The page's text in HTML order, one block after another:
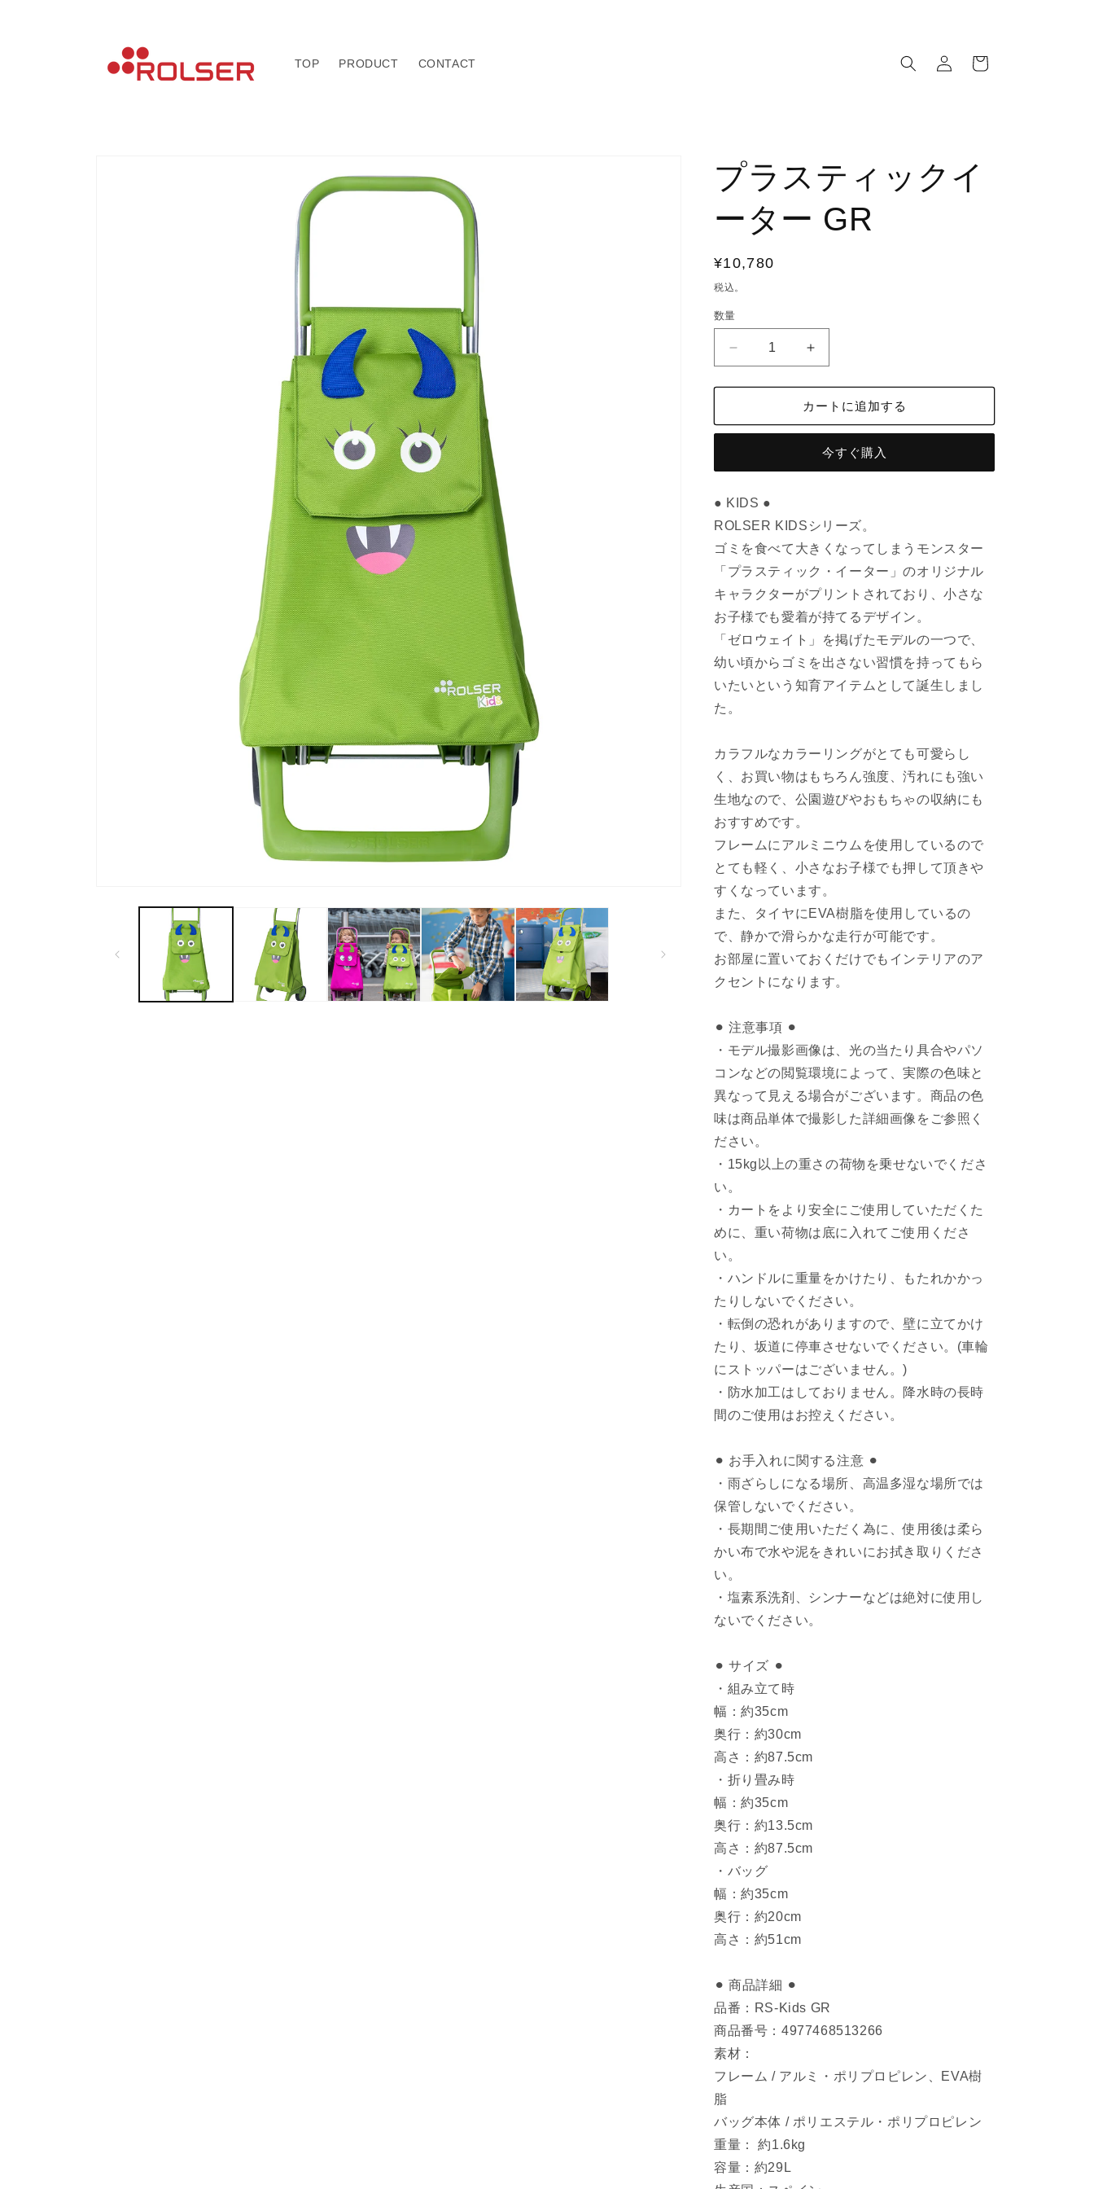
TOP PRODUCT CONTACT
イ
ー
プラスティックイ
ーター GR
通
常
価
格
¥10,780
税込。
数
数量
ィ
ク
ー
タ
ー
GR
の
数
量
を
減
ら
プ
テ
ィ
ッ
ク
タ
ー
GR
の
数
量
を
増
や
カートに追加する
今すぐ購入
● KIDS ●
ROLSER KIDSシリーズ。
ゴミを食べて大きくなってしまうモンスター
「プラスティック・イーター」のオリジナル
キャラクターがプリントされており、小さな
お子様でも愛着が持てるデザイン。
「ゼロウェイト」を掲げたモデルの一つで、
幼い頃からゴミを出さない習慣を持ってもら
いたいという知育アイテムとして誕生しまし
た。
カラフルなカラーリングがとても可愛らし
く、お買い物はもちろん強度、汚れにも強い
生地なので、公園遊びやおもちゃの収納にも
おすすめです。
フレームにアルミニウムを使用しているので
とても軽く、小さなお子様でも押して頂きや
すくなっています。
また、タイヤにEVA樹脂を使用しているの
で、静かで滑らかな走行が可能です。
お部屋に置いておくだけでもインテリアのア
クセントになります。
⚫︎ 注意事項 ⚫︎
・モデル撮影画像は、光の当たり具合やパソ
コンなどの閲覧環境によって、実際の色味と
異なって見える場合がございます。商品の色
味は商品単体で撮影した詳細画像をご参照く
ださい。
・15kg以上の重さの荷物を乗せないでくださ
い。
・カートをより安全にご使用していただくた
めに、重い荷物は底に入れてご使用くださ
い。
・ハンドルに重量をかけたり、もたれかかっ
たりしないでください。
・転倒の恐れがありますので、壁に立てかけ
たり、坂道に停車させないでください。(車輪
にストッパーはございません。)
・防水加工はしておりません。降水時の長時
間のご使用はお控えください。
⚫︎ お手入れに関する注意 ⚫︎
・雨ざらしになる場所、高温多湿な場所では
保管しないでください。
・長期間ご使用いただく為に、使用後は柔ら
かい布で水や泥をきれいにお拭き取りくださ
い。
・塩素系洗剤、シンナーなどは絶対に使用し
ないでください。
⚫︎ サイズ ⚫︎
・組み立て時
幅：約35cm
奥行：約30cm
高さ：約87.5cm
・折り畳み時
幅：約35cm
奥行：約13.5cm
高さ：約87.5cm
・バッグ
幅：約35cm
奥行：約20cm
高さ：約51cm
⚫︎ 商品詳細 ⚫︎
品番：RS-Kids GR
商品番号：4977468513266
素材：
フレーム / アルミ・ポリプロピレン、EVA樹
脂
バッグ本体 / ポリエステル・ポリプロピレン
重量： 約1.6kg
容量：約29L